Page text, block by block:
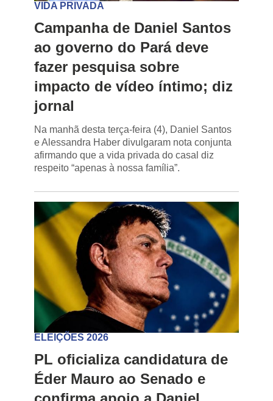
VIDA PRIVADA
Campanha de Daniel Santos
ao governo do Pará deve
fazer pesquisa sobre
impacto de vídeo íntimo; diz
jornal
Na manhã desta terça-feira (4), Daniel Santos
e Alessandra Haber divulgaram nota conjunta
afirmando que a vida privada do casal diz
respeito “apenas à nossa família”.
ELEIÇÕES 2026
PL oficializa candidatura de
Éder Mauro ao Senado e